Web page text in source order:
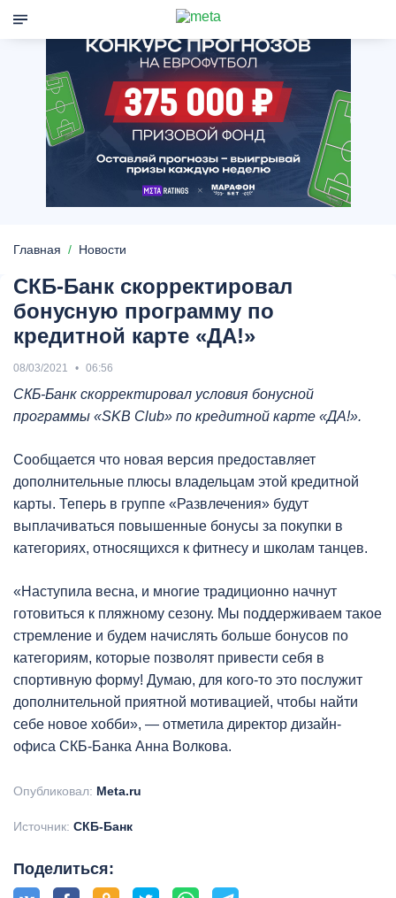
Главная Новости
​СКБ-Банк скорректировал
бонусную программу по
кредитной карте «ДА!»
08/03/2021 06:56
СКБ-Банк скорректировал условия бонусной
программы «SKB Club» по кредитной карте «ДА!».
Сообщается что новая версия предоставляет
дополнительные плюсы владельцам этой кредитной
карты. Теперь в группе «Развлечения» будут
выплачиваться повышенные бонусы за покупки в
категориях, относящихся к фитнесу и школам танцев.
«Наступила весна, и многие традиционно начнут
готовиться к пляжному сезону. Мы поддерживаем такое
стремление и будем начислять больше бонусов по
категориям, которые позволят привести себя в
спортивную форму! Думаю, для кого-то это послужит
дополнительной приятной мотивацией, чтобы найти
себе новое хобби», — отметила директор дизайн-
офиса СКБ-Банка Анна Волкова.
Опубликовал: Meta.ru
Источник: СКБ-Банк
Поделиться: